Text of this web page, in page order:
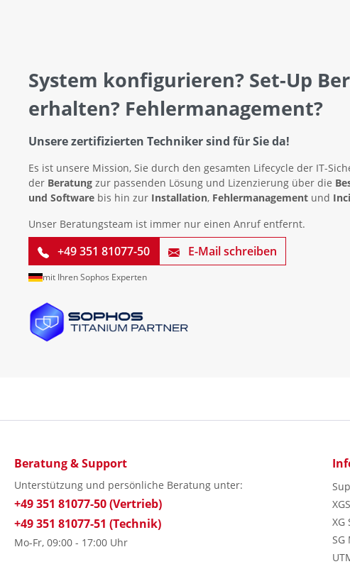
System konfigurieren? Set-Up
erhalten? Fehlermanagement?
Unsere zertifizierten Techniker sind für Sie da!
Es ist unsere Mission, Sie durch den gesamten Lifecycle der IT-
der Beratung zur passenden Lösung und Lizenzierung über die
und Software bis hin zur Installation, Fehlermanagement und
Unser Beratungsteam ist immer nur einen Anruf entfernt.
+49 351 81077-50 E-Mail schreiben
mit Ihren Sophos Experten
Beratung & Support
Unterstützung und persönliche Beratung unter:
+49 351 81077-50 (Vertrieb)
+49 351 81077-51 (Technik)
Mo-Fr, 09:00 - 17:00 Uhr
XG
SG